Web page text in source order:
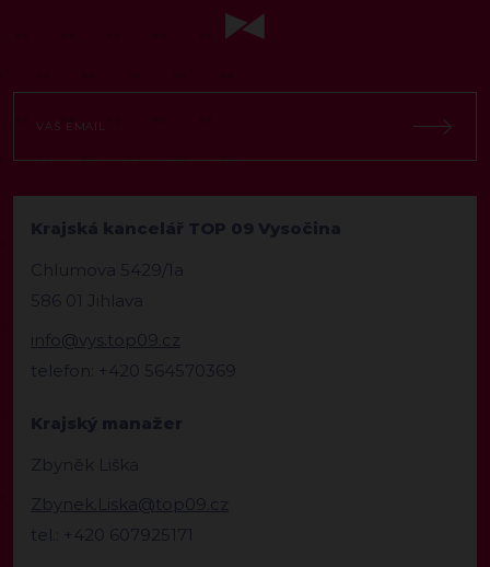
Krajská kancelář TOP 09 Vysočina
Chlumova 5429/1a
586 01 Jihlava
info@vys.top09.cz
telefon: +420 564570369
Krajský manažer
Zbyněk Liška
Zbynek.Liska@top09.cz
tel.: +420 607925171